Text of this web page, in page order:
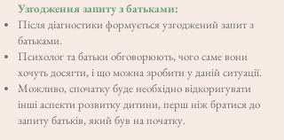
Узгодження запиту з батьками:
Після діагностики формується узгоджений запит з
батьками.
Психолог та батьки обговорюють, чого саме вони
хочуть досягти, і що можна зробити у даній ситуації.
Можливо, спочатку буде необхідно відкоригувати
інші аспекти розвитку дитини, перш ніж братися до
запиту батьків, який був на початку.